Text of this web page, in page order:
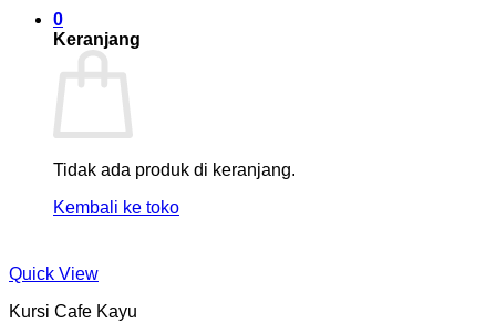
0
Keranjang
Tidak ada produk di keranjang.
Kembali ke toko
Quick View
Kursi Cafe Kayu